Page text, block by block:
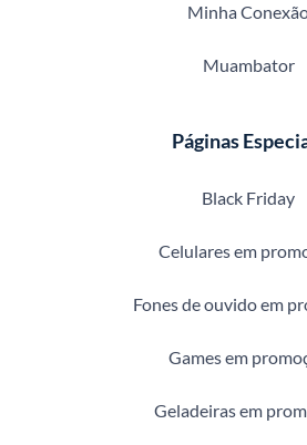
Minha
Muambator
Páginas
Black Friday
Celulares em
Fones de ouvido em
Games em
Geladeiras em